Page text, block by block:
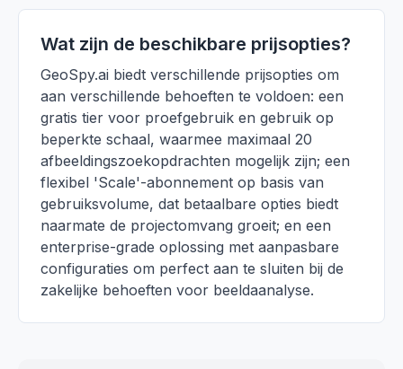
Wat zijn de beschikbare prijsopties?
GeoSpy.ai biedt verschillende prijsopties om
aan verschillende behoeften te voldoen: een
gratis tier voor proefgebruik en gebruik op
beperkte schaal, waarmee maximaal 20
afbeeldingszoekopdrachten mogelijk zijn; een
flexibel 'Scale'-abonnement op basis van
gebruiksvolume, dat betaalbare opties biedt
naarmate de projectomvang groeit; en een
enterprise-grade oplossing met aanpasbare
configuraties om perfect aan te sluiten bij de
zakelijke behoeften voor beeldaanalyse.